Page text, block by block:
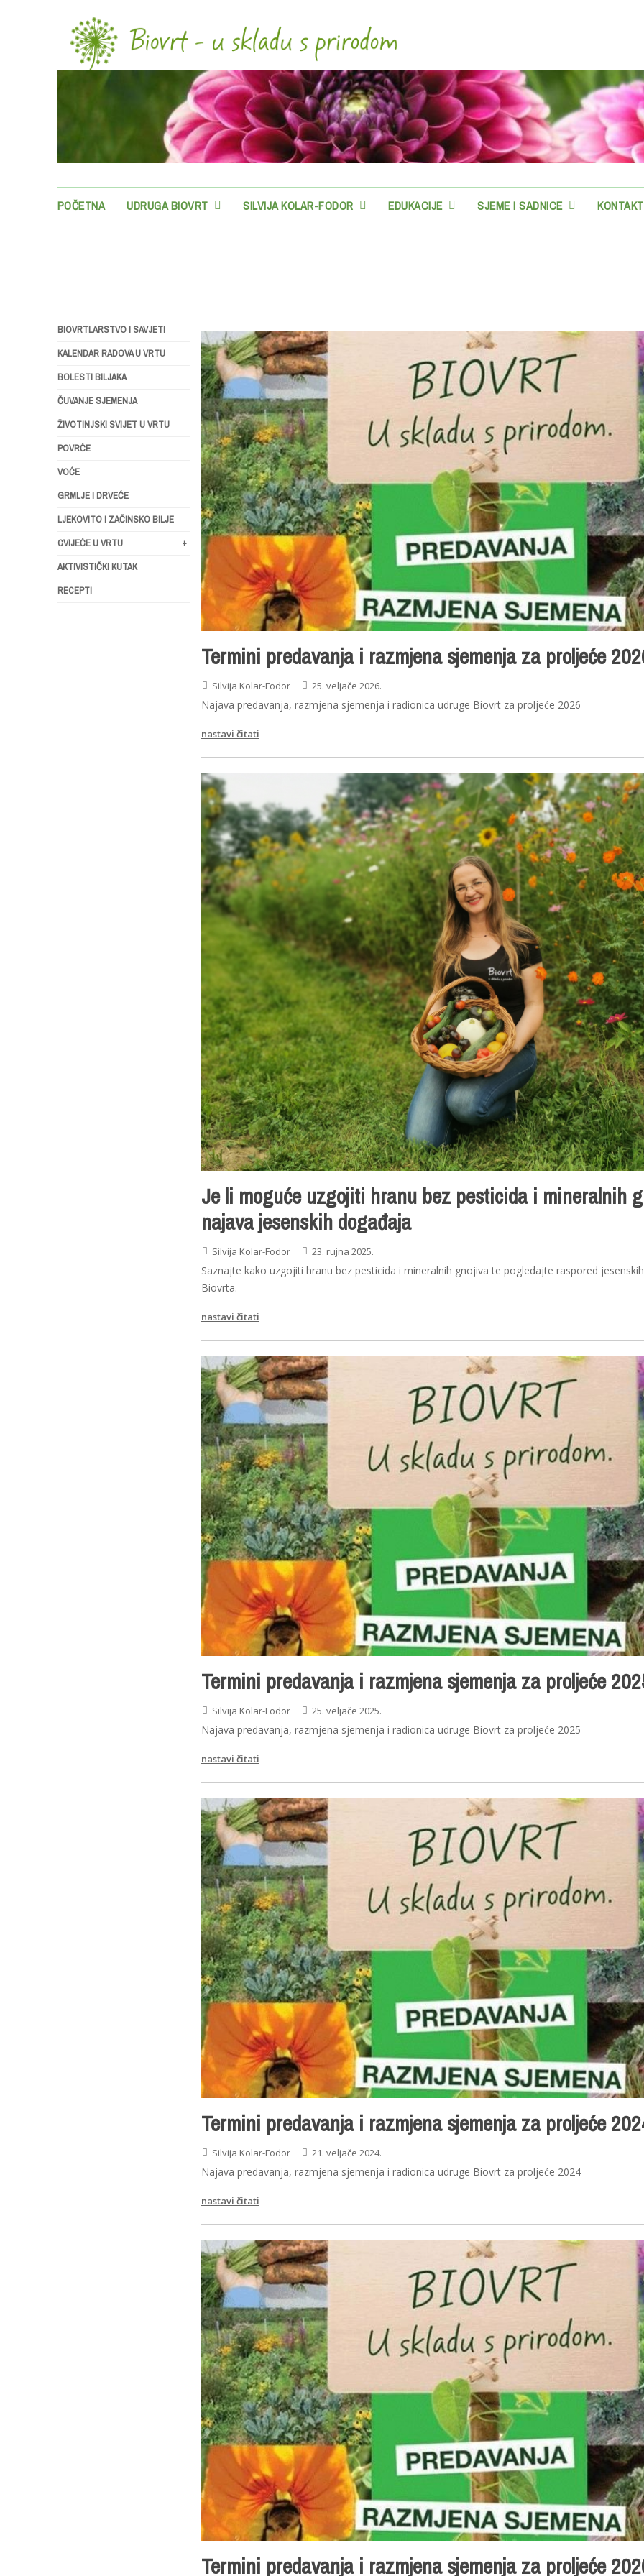
POČETNA UDRUGA BIOVRT SILVIJA KOLAR-FODOR EDUKACIJE SJEME I SADNICE KONTAKT
BIOVRTLARSTVO I SAVJETI
KALENDAR RADOVA U VRTU
BOLESTI BILJAKA
ČUVANJE SJEMENJA
ŽIVOTINJSKI SVIJET U VRTU
POVRĆE
VOĆE
GRMLJE I DRVEĆE
LJEKOVITO I ZAČINSKO BILJE
CVIJEĆE U VRTU
+
AKTIVISTIČKI KUTAK
RECEPTI
Termini predavanja i razmjena sjemenja za proljeće
Silvija Kolar-Fodor 25. veljače 2026.
Najava predavanja, razmjena sjemenja i radionica udruge Biovrt za proljeće 2026
nastavi čitati
Je li moguće uzgojiti hranu bez pesticida i mineralnih
najava jesenskih događaja
Silvija Kolar-Fodor 23. rujna 2025.
Saznajte kako uzgojiti hranu bez pesticida i mineralnih gnojiva te pogledajte raspored
Biovrta.
nastavi čitati
Termini predavanja i razmjena sjemenja za proljeće
Silvija Kolar-Fodor 25. veljače 2025.
Najava predavanja, razmjena sjemenja i radionica udruge Biovrt za proljeće 2025
nastavi čitati
Termini predavanja i razmjena sjemenja za proljeće
Silvija Kolar-Fodor 21. veljače 2024.
Najava predavanja, razmjena sjemenja i radionica udruge Biovrt za proljeće 2024
nastavi čitati
Termini predavanja i razmjena sjemenja za proljeće